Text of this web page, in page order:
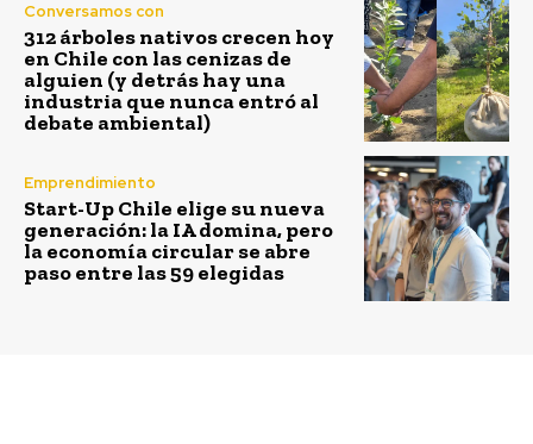
Conversamos con
312 árboles nativos crecen hoy
en Chile con las cenizas de
alguien (y detrás hay una
industria que nunca entró al
debate ambiental)
Emprendimiento
Start-Up Chile elige su nueva
generación: la IA domina, pero
la economía circular se abre
paso entre las 59 elegidas